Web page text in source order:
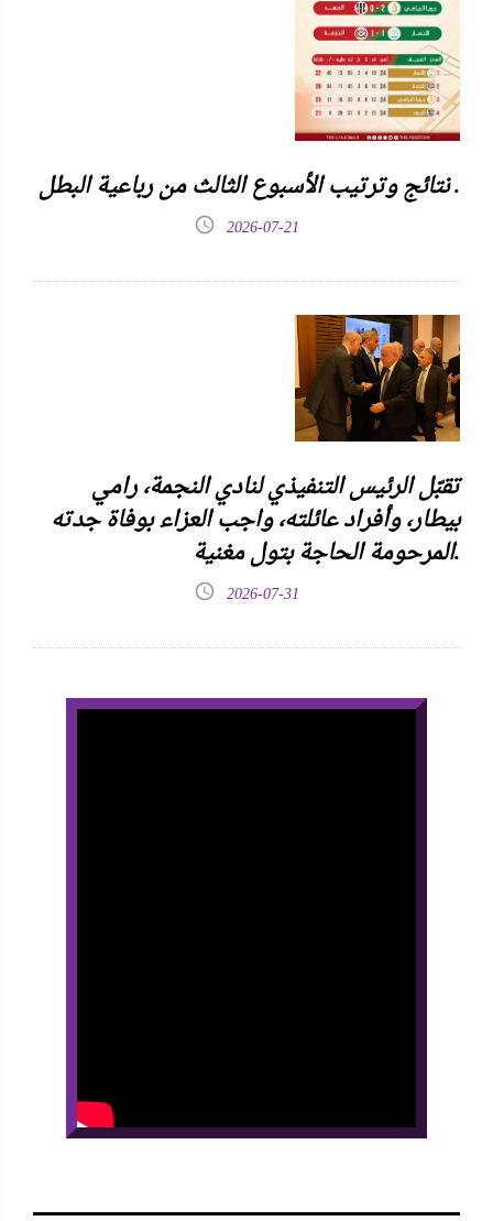
نتائج وترتيب الأسبوع الثالث من رباعية البطل .
2026-07-21
تقبّل الرئيس التنفيذي لنادي النجمة، رامي
بيطار، وأفراد عائلته، واجب العزاء بوفاة جدته
المرحومة الحاجة بتول مغنية.
2026-07-31